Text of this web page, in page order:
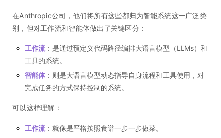
在Anthropic公司，他们将所有这些都归为智能系统这一广泛类
别，但对工作流和智能体做出了关键区分：
工作流：是通过预定义代码路径编排大语言模型（LLMs）和
工具的系统。
智能体 ：则是大语言模型动态指导自身流程和工具使用，对
完成任务的方式保持控制的系统。
可以这样理解：
工作流：就像是严格按照食谱一步一步做菜。